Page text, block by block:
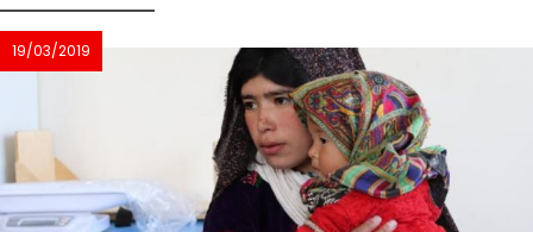
19/03/2019